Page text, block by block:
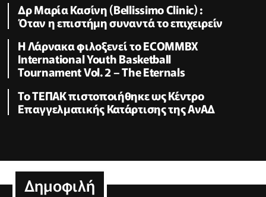
Δρ Μαρία Κασίνη (Bellissimo Clinic) :
Όταν η επιστήμη συναντά το επιχειρείν
Η Λάρνακα φιλοξενεί το ECOMMBX
International Youth Basketball
Tournament Vol. 2 – The Eternals
Το ΤΕΠΑΚ πιστοποιήθηκε ως Κέντρο
Επαγγελματικής Κατάρτισης της ΑνΑΔ
Δημοφιλή